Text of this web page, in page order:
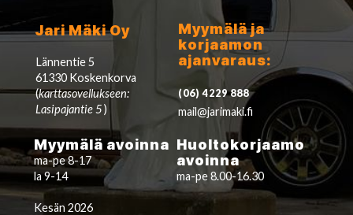
Jari Mäki Oy
Lännentie 5
61330 Koskenkorva
(karttasovellukseen:
Lasipajantie 5)
Myymälä ja
korjaamon
ajanvaraus:
(06) 4229 888
mail@jarimaki.fi
Myymälä avoinna
ma-pe 8-17
la 9-14
Kesän 2026
Huoltokorjaamo
avoinna
ma-pe 8.00-16.30